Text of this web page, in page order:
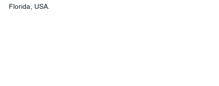
Florida, USA.